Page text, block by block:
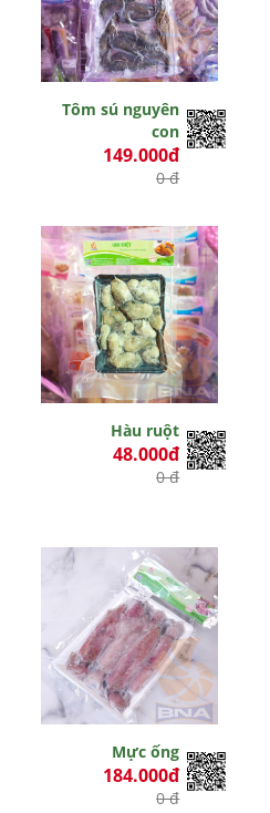
Tôm sú nguyên
con
149.000đ
0 đ
Hàu ruột
48.000đ
0 đ
Mực ống
184.000đ
0 đ